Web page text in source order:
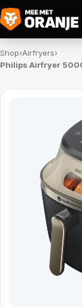
Shop›Airfryers›